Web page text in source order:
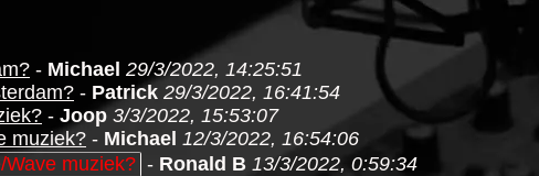
- Michael 29/3/2022, 14:25:51
- Patrick 29/3/2022, 16:41:54
- Joop 3/3/2022, 15:53:07
muziek? - Michael 12/3/2022, 16:54:06
muziek? - Ronald B 13/3/2022, 0:59:34